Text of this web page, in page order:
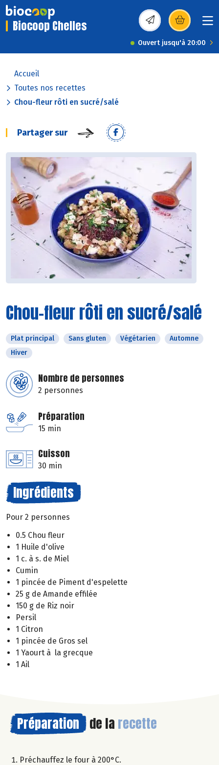
Biocoop Chelles (s’ouvre dans une
Ouvert jusqu'à 20:00
Accueil
Toutes nos recettes
Chou-fleur rôti en sucré/salé
Partager sur
Chou-fleur rôti en sucré/salé
Plat principal Sans gluten Végétarien
Automne
Hiver
Nombre de personnes
2 personnes
Préparation
15 min
Cuisson
30 min
Ingrédients
Pour 2 personnes
0.5 Chou fleur
1 Huile d'olive
1 c. à s. de Miel
Cumin
1 pincée de Piment d'espelette
25 g de Amande effilée
150 g de Riz noir
Persil
1 Citron
1 pincée de Gros sel
1 Yaourt à la grecque
1 Ail
Préparation de la recette
Préchauffez le four à 200°C.